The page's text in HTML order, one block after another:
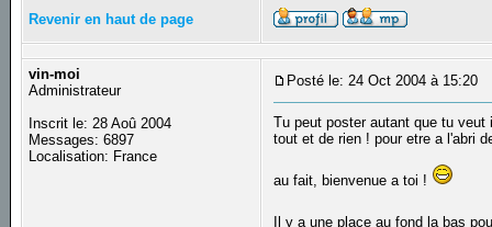
Revenir en haut de page
vin-moi
Administrateur
Inscrit le: 28 Aoû 2004
Messages: 6897
Localisation: France
Posté le: 24 Oct 2004 à 15:20
Tu peut poster autant que tu
tout et de rien ! pour etre a l'abri
au fait, bienvenue a toi !
Il y a une place au fond la bas